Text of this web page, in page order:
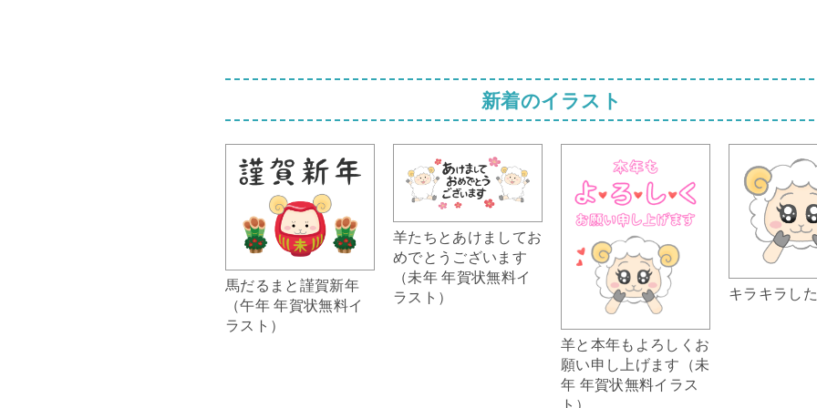
新着のイラスト
馬だるまと謹賀新年
（午年 年賀状無料イ
ラスト）
羊たちとあけましてお
めでとうございます
（未年 年賀状無料イ
ラスト）
羊と本年もよろしくお
願い申し上げます（未
年 年賀状無料イラス
ト）
キラキラし